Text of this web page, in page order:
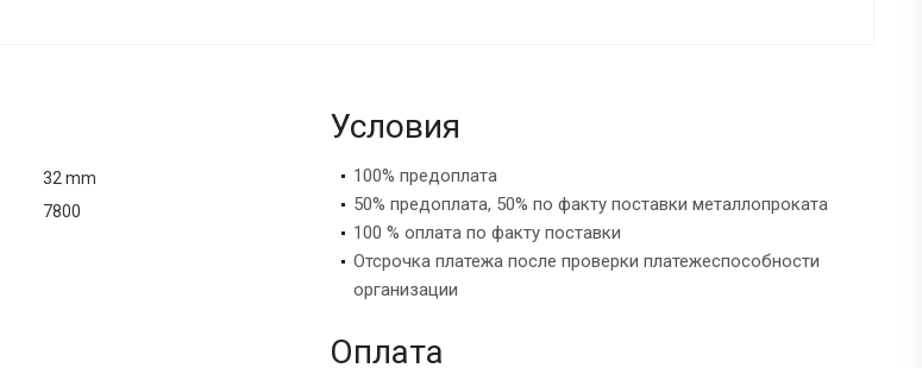
32 mm
7800
Условия
100% предоплата
50% предоплата, 50% по факту поставки металлопроката
100 % оплата по факту поставки
Отсрочка платежа после проверки платежеспособности
организации
Оплата